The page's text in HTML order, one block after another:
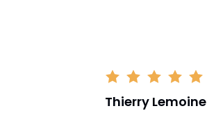
Thierry Lemoine